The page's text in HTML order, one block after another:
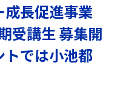
長促進事業
受講生 募集開
では小池都